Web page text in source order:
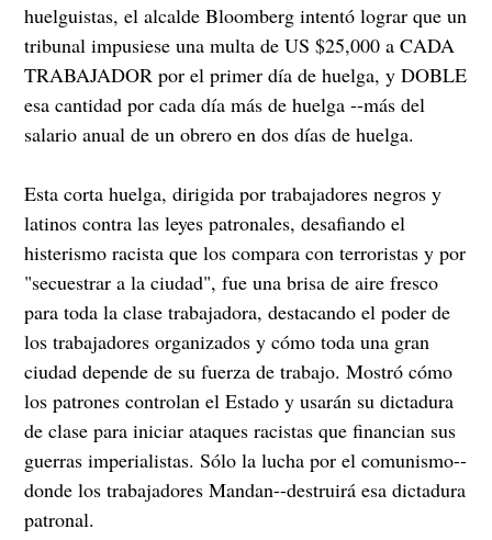
huelguistas, el alcalde Bloomberg intentó lograr que un
tribunal impusiese una multa de US $25,000 a CADA
TRABAJADOR por el primer día de huelga, y DOBLE
esa cantidad por cada día más de huelga --más del
salario anual de un obrero en dos días de huelga.
Esta corta huelga, dirigida por trabajadores negros y
latinos contra las leyes patronales, desafiando el
histerismo racista que los compara con terroristas y por
"secuestrar a la ciudad", fue una brisa de aire fresco
para toda la clase trabajadora, destacando el poder de
los trabajadores organizados y cómo toda una gran
ciudad depende de su fuerza de trabajo. Mostró cómo
los patrones controlan el Estado y usarán su dictadura
de clase para iniciar ataques racistas que financian sus
guerras imperialistas. Sólo la lucha por el comunismo--
donde los trabajadores Mandan--destruirá esa dictadura
patronal.